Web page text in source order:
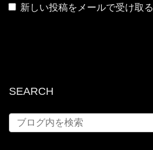
新しい投稿をメールで受け取る
SEARCH